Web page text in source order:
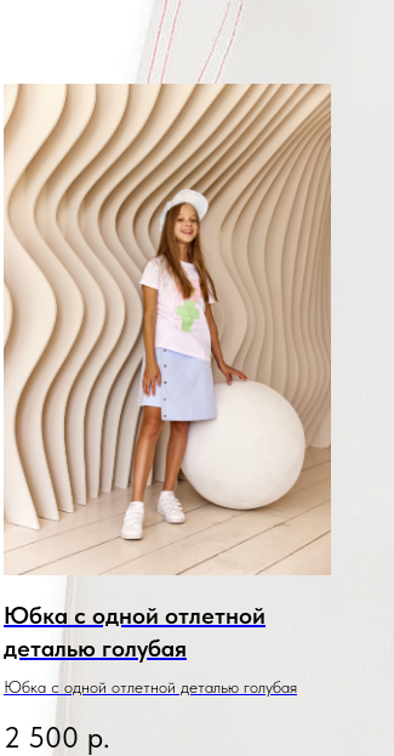
Юбка с одной отлетной
деталью голубая
Юбка с одной отлетной деталью голубая
2 500 р.